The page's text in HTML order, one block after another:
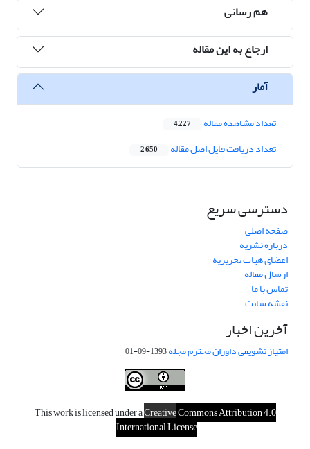
هم رسانی
ارجاع به این مقاله
آمار
تعداد مشاهده مقاله 4,227
تعداد دریافت فایل اصل مقاله 2,650
دسترسی سریع
صفحه اصلی
درباره نشریه
اعضای هیات تحریریه
ارسال مقاله
تماس با ما
نقشه سایت
آخرین اخبار
امتیاز تشویقی داوران محترم مجله1393-09-01
This work is licensed under aCreativeCommons Attribution 4.0
International License
.